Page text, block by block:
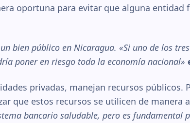
oportuna para evitar que alguna entidad
bien público en Nicaragua. «Si uno de los
poner en riesgo toda la economía nacional»
privadas, manejan recursos públicos.
que estos recursos se utilicen de manera
bancario saludable, pero es fundamental